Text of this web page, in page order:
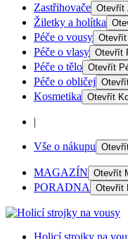
Zastřihovače Otevřít
Žiletky a holítka
Péče o vousy Otevřít
Péče o vlasy Otevřít
Péče o tělo Otevřít
Péče o obličej
Kosmetika Otevřít
|
Vše o nákupu
MAGAZÍN Otevřít
PORADNA Otevřít